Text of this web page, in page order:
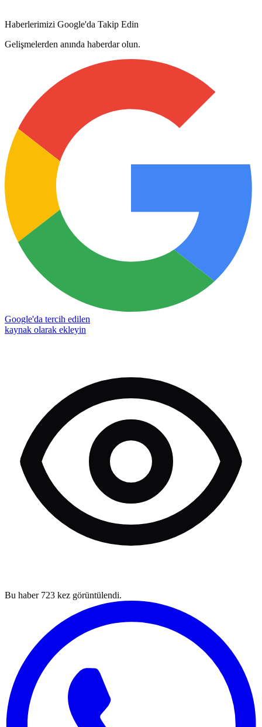
Haberlerimizi Google'da Takip Edin
Gelişmelerden anında haberdar olun.
Google'da tercih edilen
kaynak olarak ekleyin
Bu haber 723 kez görüntülendi.